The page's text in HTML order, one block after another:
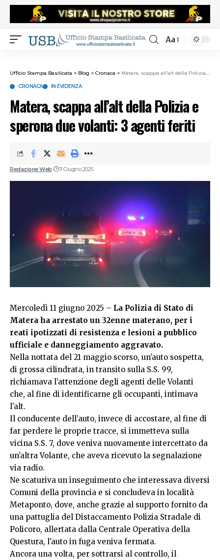
Aa
Ufficio Stampa Basilicata > Blog > Cronaca > Matera, scappa all’alt della Polizia e sperona due volanti: 3 agenti feriti
CRONACA IN EVIDENZA
Matera, scappa all’alt della Polizia e
sperona due volanti: 3 agenti feriti
Redazione Web 11 Giugno 2025
Mercoledì 11 giugno 2025 – La Polizia di Stato di
Matera ha arrestato un 32enne materano, per i
reati ipotizzati di resistenza e lesioni a pubblico
ufficiale e danneggiamento aggravato.
Nella nottata del 21 maggio scorso, un’auto sospetta,
di grossa cilindrata, in transito sulla S.S. 99,
richiamava l’attenzione degli agenti delle Volanti
che, al fine di identificarne gli occupanti, intimava
l’alt.
Il conducente dell’auto, invece di accostare, al fine di
far perdere le proprie tracce, si immetteva sulla
vicina S.S. 7, dove veniva nuovamente intercettato da
un’altra Volante, che aveva ricevuto la segnalazione
via radio.
Ne scaturiva un inseguimento che interessava diversi
Comuni della provincia e si concludeva in località
Metaponto, dove, anche grazie al supporto fornito da
una pattuglia del Distaccamento Polizia Stradale di
Policoro, allertata dalla Centrale Operativa della
Questura, l’auto in fuga veniva fermata.
Ancora una volta, per sottrarsi al controllo, il